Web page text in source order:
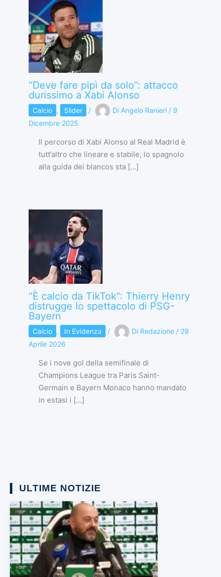
“Deve fare pipì da solo”: attacco
durissimo a Xabi Alonso
Calcio , Slider / Di Angelo Ranieri / 9
Dicembre 2025
Il percorso di Xabi Alonso al Real Madrid è
tutt’altro che lineare e stabile, lo spagnolo
alla guida dei blancos sta […]
“È calcio da TikTok”: Thierry Henry
distrugge lo spettacolo di PSG-
Bayern
Calcio , In Evidenza / Di Redazione / 29
Aprile 2026
Se i nove gol della semifinale di
Champions League tra Paris Saint-
Germain e Bayern Monaco hanno mandato
in estasi i […]
ULTIME NOTIZIE